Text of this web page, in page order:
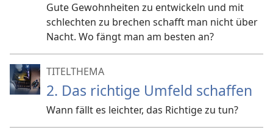
Gute Gewohnheiten zu entwickeln und mit
schlechten zu brechen schafft man nicht über
Nacht. Wo fängt man am besten an?
TITELTHEMA
2. Das richtige Umfeld schaffen
Wann fällt es leichter, das Richtige zu tun?